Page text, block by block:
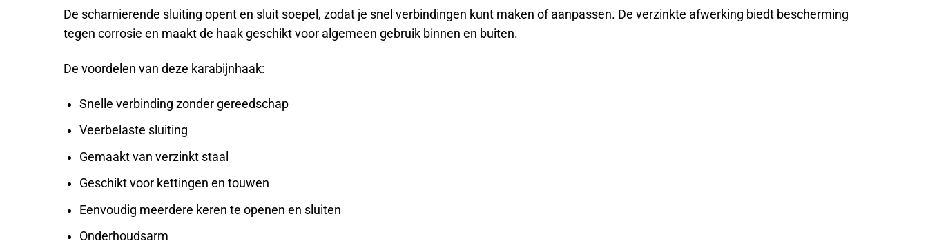
De scharnierende sluiting opent en sluit soepel, zodat je snel verbindingen kunt maken of aanpassen. De verzinkte afwerking biedt bescherming
tegen corrosie en maakt de haak geschikt voor algemeen gebruik binnen en buiten.
De voordelen van deze karabijnhaak:
Snelle verbinding zonder gereedschap
Veerbelaste sluiting
Gemaakt van verzinkt staal
Geschikt voor kettingen en touwen
Eenvoudig meerdere keren te openen en sluiten
Onderhoudsarm